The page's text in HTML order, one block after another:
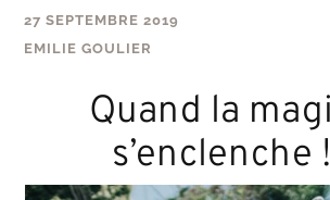
27 SEPTEMBRE 2019
EMILIE GOULIER
Quand la
s’enclenche !